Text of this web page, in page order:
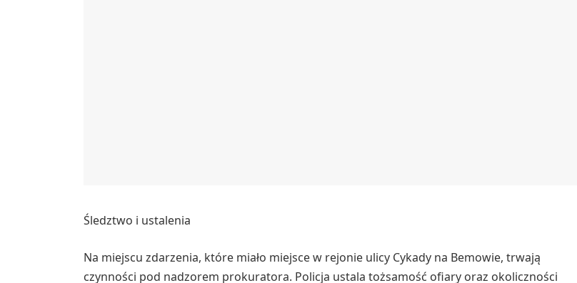
Śledztwo i ustalenia
Na miejscu zdarzenia, które miało miejsce w rejonie ulicy Cykady na Bemowie, trwają
czynności pod nadzorem prokuratora. Policja ustala tożsamość ofiary oraz okoliczności